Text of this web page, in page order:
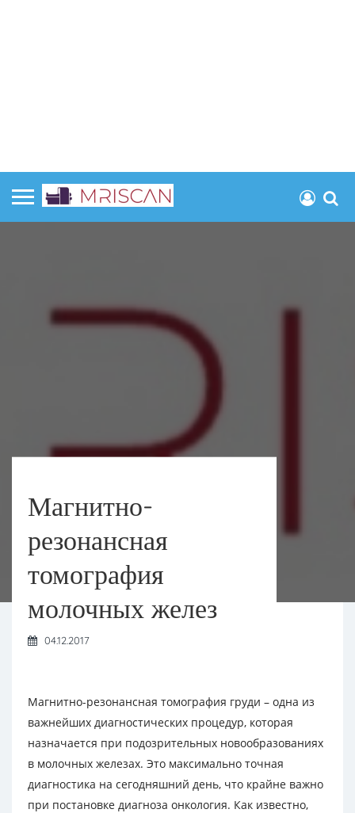
Магнитно-
резонансная
томография
молочных желез
04.12.2017
Магнитно-резонансная томография груди – одна из
важнейших диагностических процедур, которая
назначается при подозрительных новообразованиях
в молочных железах. Это максимально точная
диагностика на сегодняшний день, что крайне важно
при постановке диагноза онкология. Как известно,